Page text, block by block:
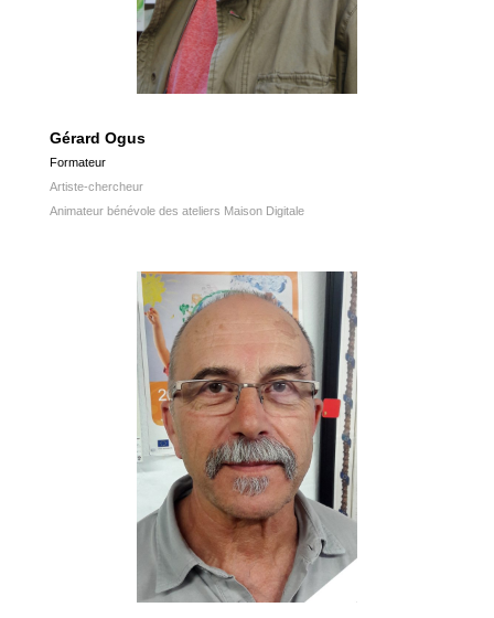
Gérard Ogus
Formateur
Artiste-chercheur
Animateur bénévole des ateliers Maison Digitale